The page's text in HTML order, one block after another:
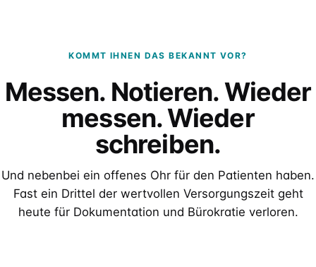
KOMMT IHNEN DAS BEKANNT VOR?
Messen. Notieren. Wieder
messen. Wieder
schreiben.
Und nebenbei ein offenes Ohr für den Patienten haben.
Fast ein Drittel der wertvollen Versorgungszeit geht
heute für Dokumentation und Bürokratie verloren.